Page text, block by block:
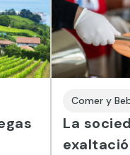
Comer y
La